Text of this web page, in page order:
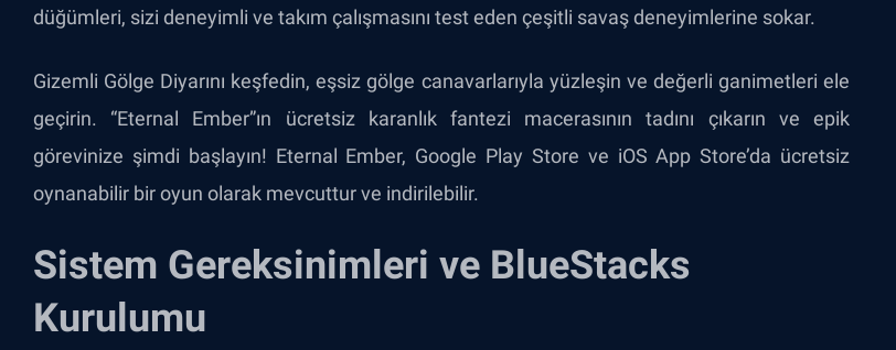
düğümleri, sizi deneyimli ve takım çalışmasını test eden çeşitli savaş deneyimlerine sokar.
Gizemli Gölge Diyarını keşfedin, eşsiz gölge canavarlarıyla yüzleşin ve değerli ganimetleri ele
geçirin. “Eternal Ember”ın ücretsiz karanlık fantezi macerasının tadını çıkarın ve epik
görevinize şimdi başlayın! Eternal Ember, Google Play Store ve iOS App Store’da ücretsiz
oynanabilir bir oyun olarak mevcuttur ve indirilebilir.
Sistem Gereksinimleri ve BlueStacks
Kurulumu